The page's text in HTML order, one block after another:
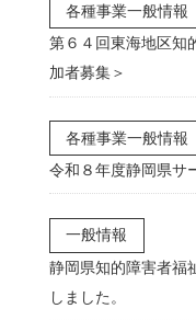
各種事業一般情報
第６４回東海地区知
加者募集＞
各種事業一般情報
令和８年度静岡県サ
一般情報
静岡県知的障害者福
しました。